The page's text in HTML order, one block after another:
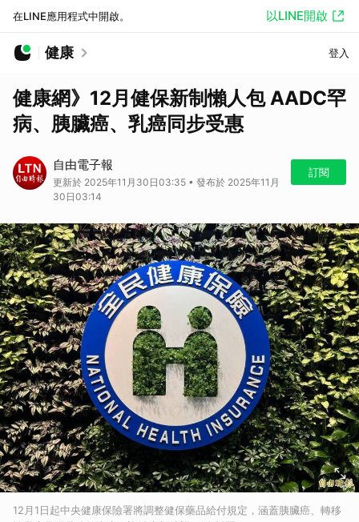
在LINE應用程式中開啟。 以LINE開啟
健康 登入
健康網》12月健保新制懶人包 AADC罕
病、胰臟癌、乳癌同步受惠
自由電子報
更新於 2025年11月30日03:35 • 發布於 2025年11月
30日03:14
訂閱
12月1日起中央健康保險署將調整健保藥品給付規定，涵蓋胰臟癌、轉移